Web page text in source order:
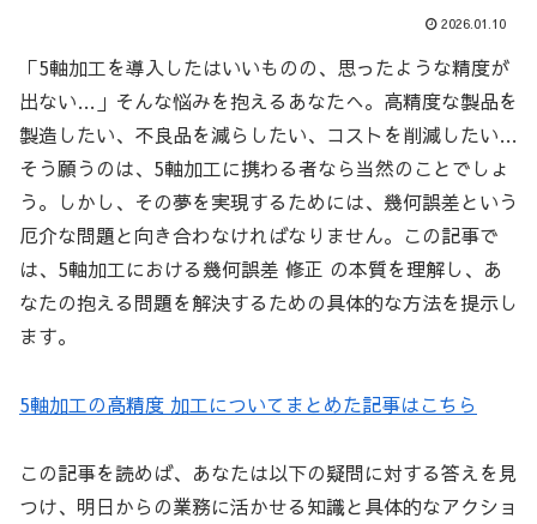
2026.01.10
「5軸加工を導入したはいいものの、思ったような精度が
出ない…」そんな悩みを抱えるあなたへ。高精度な製品を
製造したい、不良品を減らしたい、コストを削減したい…
そう願うのは、5軸加工に携わる者なら当然のことでしょ
う。しかし、その夢を実現するためには、幾何誤差という
厄介な問題と向き合わなければなりません。この記事で
は、5軸加工における幾何誤差 修正 の本質を理解し、あ
なたの抱える問題を解決するための具体的な方法を提示し
ます。
5軸加工の高精度 加工についてまとめた記事はこちら
この記事を読めば、あなたは以下の疑問に対する答えを見
つけ、明日からの業務に活かせる知識と具体的なアクショ